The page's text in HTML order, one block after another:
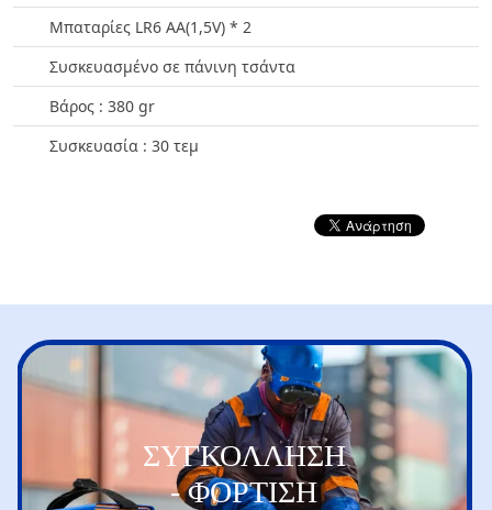
Μπαταρίες LR6 AA(1,5V) * 2
Συσκευασμένο σε πάνινη τσάντα
Βάρος : 380 gr
Συσκευασία : 30 τεμ
ΣΥΓΚΟΛΛΗΣΗ
- ΦΟΡΤΙΣΗ